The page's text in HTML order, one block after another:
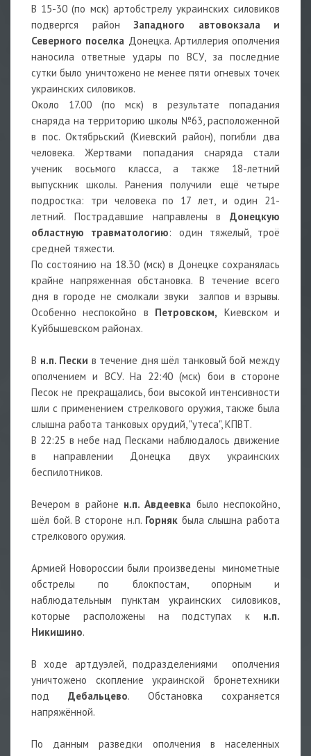
В 15-30 (по мск) артобстрелу украинских силовиков
подвергся район Западного автовокзала и
Северного поселка Донецка. Артиллерия ополчения
наносила ответные удары по ВСУ, за последние
сутки было уничтожено не менее пяти огневых точек
украинских силовиков.
Около 17.00 (по мск) в результате попадания
снаряда на территорию школы №63, расположенной
в пос. Октябрьский (Киевский район), погибли два
человека. Жертвами попадания снаряда стали
ученик восьмого класса, а также 18-летний
выпускник школы. Ранения получили ещё четыре
подростка: три человека по 17 лет, и один 21-
летний. Пострадавшие направлены в Донецкую
областную травматологию: один тяжелый, троё
средней тяжести.
По состоянию на 18.30 (мск) в Донецке сохранялась
крайне напряженная обстановка. В течение всего
дня в городе не смолкали звуки залпов и взрывы.
Особенно неспокойно в Петровском, Киевском и
Куйбышевском районах.
В н.п. Пески в течение дня шёл танковый бой между
ополчением и ВСУ. На 22:40 (мск) бои в стороне
Песок не прекращались, бои высокой интенсивности
шли с применением стрелкового оружия, также была
слышна работа танковых орудий, "утеса", КПВТ.
В 22:25 в небе над Песками наблюдалось движение
в направлении Донецка двух украинских
беспилотников.
Вечером в районе н.п. Авдеевка было неспокойно,
шёл бой. В стороне н.п. Горняк была слышна работа
стрелкового оружия.
Армией Новороссии были произведены минометные
обстрелы по блокпостам, опорным и
наблюдательным пунктам украинских силовиков,
которые расположены на подступах к н.п.
Никишино.
В ходе артдуэлей, подразделениями ополчения
уничтожено скопление украинской бронетехники
под Дебальцево. Обстановка сохраняется
напряжённой.
По данным разведки ополчения в населенных